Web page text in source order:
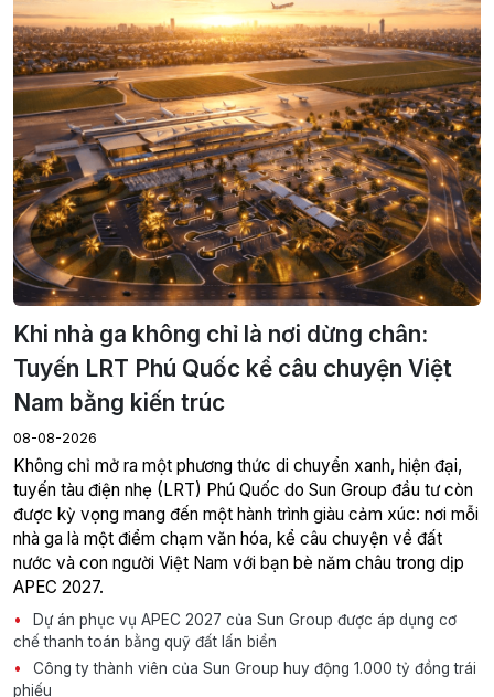
Khi nhà ga không chỉ là nơi dừng chân:
Tuyến LRT Phú Quốc kể câu chuyện Việt
Nam bằng kiến trúc
08-08-2026
Không chỉ mở ra một phương thức di chuyển xanh, hiện đại,
tuyến tàu điện nhẹ (LRT) Phú Quốc do Sun Group đầu tư còn
được kỳ vọng mang đến một hành trình giàu cảm xúc: nơi mỗi
nhà ga là một điểm chạm văn hóa, kể câu chuyện về đất
nước và con người Việt Nam với bạn bè năm châu trong dịp
APEC 2027.
Dự án phục vụ APEC 2027 của Sun Group được áp dụng cơ
chế thanh toán bằng quỹ đất lấn biển
Công ty thành viên của Sun Group huy động 1.000 tỷ đồng trái
phiếu